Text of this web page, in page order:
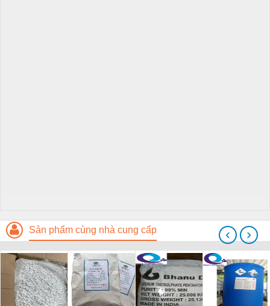
Sản phẩm cùng nhà cung cấp ‹ ›